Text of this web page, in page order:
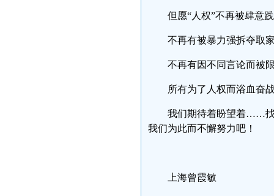
但愿“人权”不再被肆意
不再有被暴力强拆夺取
不再有因不同言论而被
所有为了人权而浴血奋
我们期待着盼望着……找
我们为此而不懈努力吧！
上海曾霞敏